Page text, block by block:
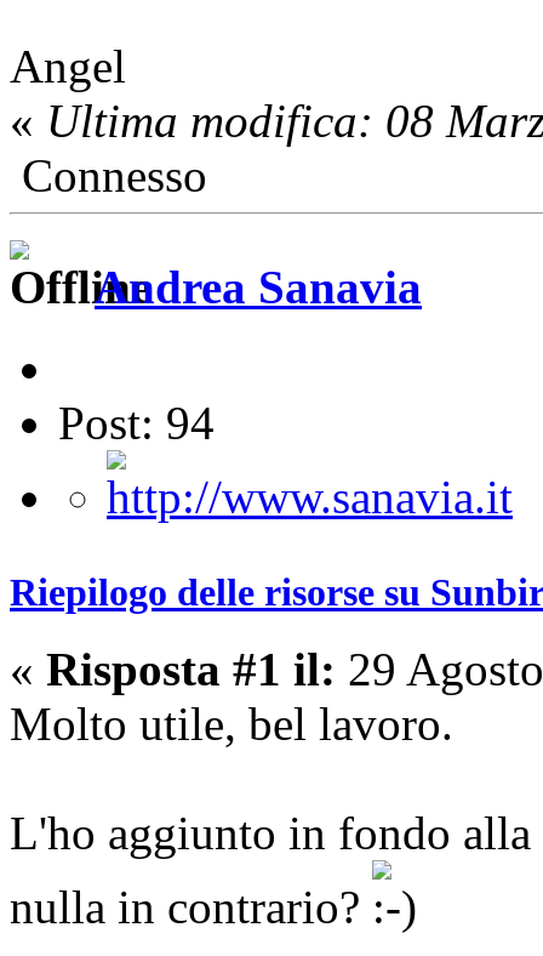
Angel
« Ultima modifica: 08
Connesso
Andrea Sanavia
Post: 94
Riepilogo delle risorse su
« Risposta #1 il: 29
Molto utile, bel lavoro.
L'ho aggiunto in fondo alla
nulla in contrario?